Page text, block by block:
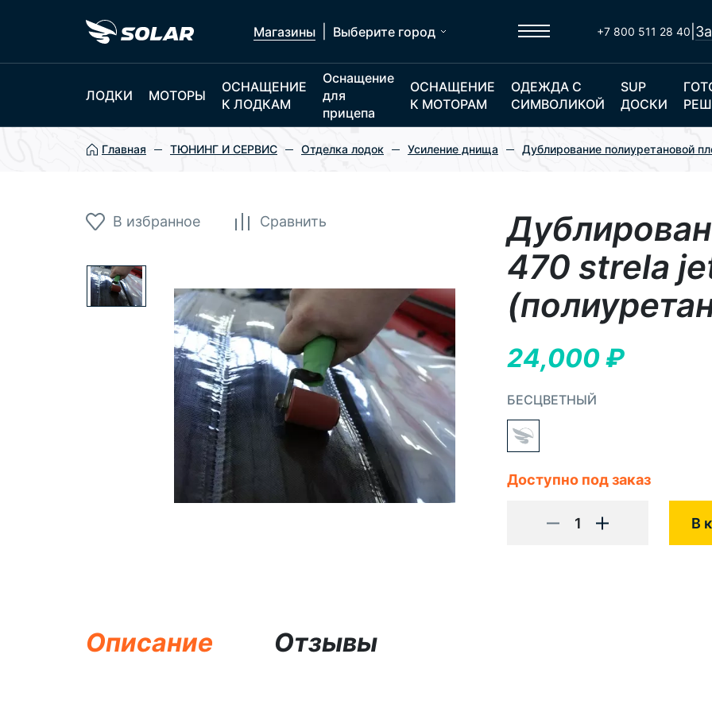
Магазины Выберите город +7 800 511 28 40
ЛОДКИ МОТОРЫ
ОСНАЩЕНИЕ
К ЛОДКАМ
Оснащение
для
прицепа
ОСНАЩЕНИЕ
К МОТОРАМ
ОДЕЖДА С
СИМВОЛИКОЙ
SUP
ДОСКИ
Главная ТЮНИНГ И СЕРВИС Отделка лодок Усиление днища Дублирование полиуретановой
Сравнить
В избранное
470 strela
24,000₽
БЕСЦВЕТНЫЙ
Доступно под заказ
1 В
Описание Отзывы